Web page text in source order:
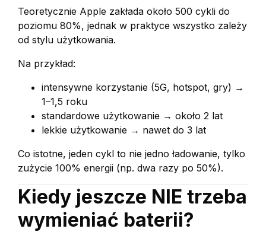
Teoretycznie Apple zakłada około 500 cykli do
poziomu 80%, jednak w praktyce wszystko zależy
od stylu użytkowania.
Na przykład:
intensywne korzystanie (5G, hotspot, gry) →
1–1,5 roku
standardowe użytkowanie → około 2 lat
lekkie użytkowanie → nawet do 3 lat
Co istotne, jeden cykl to nie jedno ładowanie, tylko
zużycie 100% energii (np. dwa razy po 50%).
Kiedy jeszcze NIE trzeba
wymieniać baterii?